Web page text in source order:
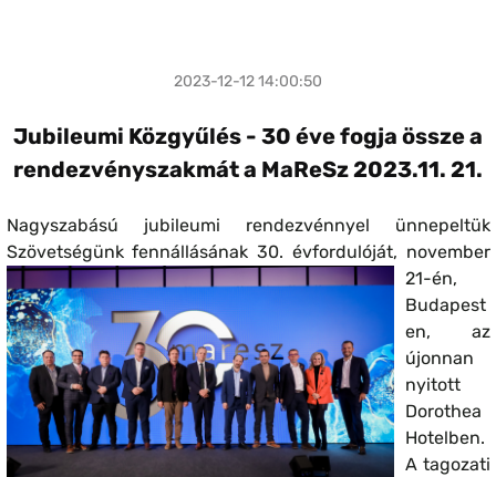
2023-12-12 14:00:50
Jubileumi Közgyűlés - 30 éve fogja össze a
rendezvényszakmát a MaReSz 2023.11. 21.
Nagyszabású jubileumi rendezvénnyel ünnepeltük
Szövetségünk fennállásának 30. évfordulóját, november
21-én,
Budapest
en, az
újonnan
nyitott
Dorothea
Hotelben.
A tagozati